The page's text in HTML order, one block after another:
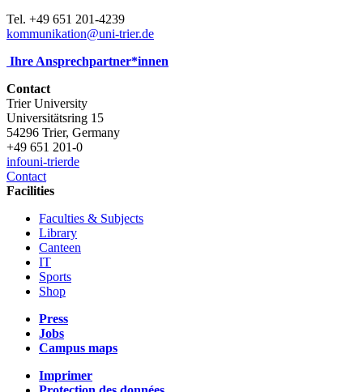
Tel. +49 651 201-4239
kommunikation@uni-trier.de
Ihre Ansprechpartner*innen
Contact
Trier University
Universitätsring 15
54296 Trier, Germany
+49 651 201-0
infouni-trierde
Contact
Facilities
Faculties & Subjects
Library
Canteen
IT
Sports
Shop
Press
Jobs
Campus maps
Imprimer